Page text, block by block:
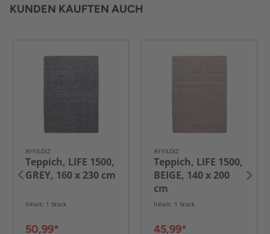
KUNDEN KAUFTEN AUCH
AYYILDIZ
Teppich, LIFE 1500,
GREY, 160 x 230 cm
Inhalt: 1 Stück
50,99*
AYYILDIZ
Teppich, LIFE 1500,
BEIGE, 140 x 200
cm
Inhalt: 1 Stück
45,99*